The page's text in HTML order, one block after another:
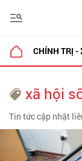
CHÍNH TRỊ -
xã hội
Tin tức cập nhật